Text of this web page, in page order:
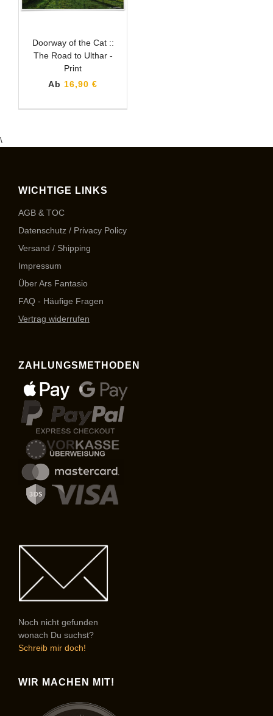
Doorway of the Cat ::
The Road to Ulthar -
Print
Ab 16,90 €
\
WICHTIGE LINKS
AGB & TOC
Datenschutz / Privacy Policy
Versand / Shipping
Impressum
Über Ars Fantasio
FAQ - Häufige Fragen
Vertrag widerrufen
ZAHLUNGSMETHODEN
Noch nicht gefunden
wonach Du suchst?
Schreib mir doch!
WIR MACHEN MIT!